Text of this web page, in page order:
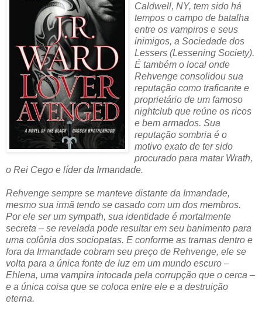
Caldwell, NY, tem sido há
tempos o campo de batalha
entre os vampiros e seus
inimigos, a Sociedade dos
Lessers (Lessening Society).
É também o local onde
Rehvenge consolidou sua
reputação como traficante e
proprietário de um famoso
nightclub que reúne os ricos
e bem armados. Sua
reputação sombria é o
motivo exato de ter sido
procurado para matar Wrath,
o Rei Cego e líder da Irmandade.
Rehvenge sempre se manteve distante da Irmandade,
mesmo sua irmã tendo se casado com um dos membros.
Por ele ser um sympath, sua identidade é mortalmente
secreta – se revelada pode resultar em seu banimento para
uma colônia dos sociopatas. E conforme as tramas dentro e
fora da Irmandade cobram seu preço de Rehvenge, ele se
volta para a única fonte de luz em um mundo escuro –
Ehlena, uma vampira intocada pela corrupção que o cerca –
e a única coisa que se coloca entre ele e a destruição
eterna.